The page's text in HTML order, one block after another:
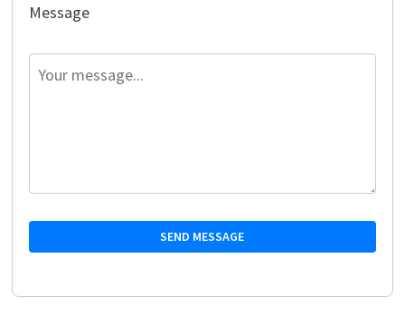
Message
SEND MESSAGE